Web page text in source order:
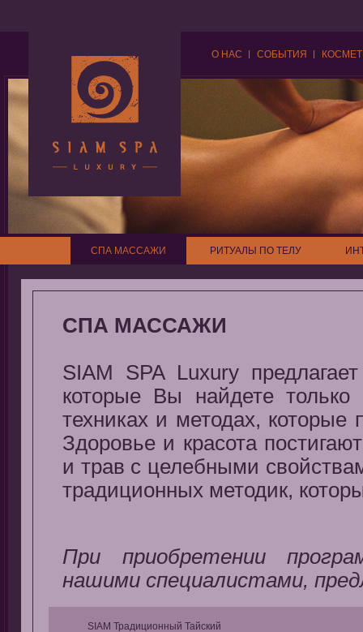
О НАС СОБЫТИЯ
СПА МАССАЖИ РИТУАЛЫ ПО ТЕЛУ
СПА МАССАЖИ
SIAM SPA Luxury
которые Вы найдете
техниках и методах, которые
Здоровье и красота
и трав с целебными
традиционных методик,
При приобретении
нашими специалистами,
SIAM Традиционный Тайский